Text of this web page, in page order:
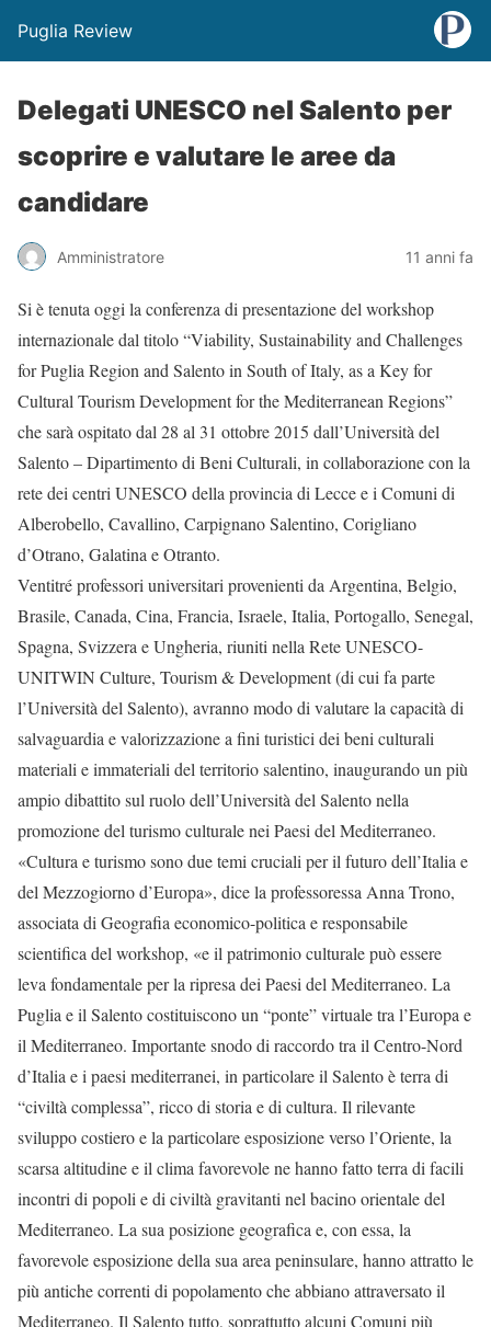
Puglia Review
Delegati UNESCO nel Salento per
scoprire e valutare le aree da
candidare
Amministratore 11 anni fa
Si è tenuta oggi la conferenza di presentazione del workshop
internazionale dal titolo “Viability, Sustainability and Challenges
for Puglia Region and Salento in South of Italy, as a Key for
Cultural Tourism Development for the Mediterranean Regions”
che sarà ospitato dal 28 al 31 ottobre 2015 dall’Università del
Salento – Dipartimento di Beni Culturali, in collaborazione con la
rete dei centri UNESCO della provincia di Lecce e i Comuni di
Alberobello, Cavallino, Carpignano Salentino, Corigliano
d’Otrano, Galatina e Otranto.
Ventitré professori universitari provenienti da Argentina, Belgio,
Brasile, Canada, Cina, Francia, Israele, Italia, Portogallo, Senegal,
Spagna, Svizzera e Ungheria, riuniti nella Rete UNESCO-
UNITWIN Culture, Tourism & Development (di cui fa parte
l’Università del Salento), avranno modo di valutare la capacità di
salvaguardia e valorizzazione a fini turistici dei beni culturali
materiali e immateriali del territorio salentino, inaugurando un più
ampio dibattito sul ruolo dell’Università del Salento nella
promozione del turismo culturale nei Paesi del Mediterraneo.
«Cultura e turismo sono due temi cruciali per il futuro dell’Italia e
del Mezzogiorno d’Europa», dice la professoressa Anna Trono,
associata di Geografia economico-politica e responsabile
scientifica del workshop, «e il patrimonio culturale può essere
leva fondamentale per la ripresa dei Paesi del Mediterraneo. La
Puglia e il Salento costituiscono un “ponte” virtuale tra l’Europa e
il Mediterraneo. Importante snodo di raccordo tra il Centro-Nord
d’Italia e i paesi mediterranei, in particolare il Salento è terra di
“civiltà complessa”, ricco di storia e di cultura. Il rilevante
sviluppo costiero e la particolare esposizione verso l’Oriente, la
scarsa altitudine e il clima favorevole ne hanno fatto terra di facili
incontri di popoli e di civiltà gravitanti nel bacino orientale del
Mediterraneo. La sua posizione geografica e, con essa, la
favorevole esposizione della sua area peninsulare, hanno attratto le
più antiche correnti di popolamento che abbiano attraversato il
Mediterraneo. Il Salento tutto, soprattutto alcuni Comuni più